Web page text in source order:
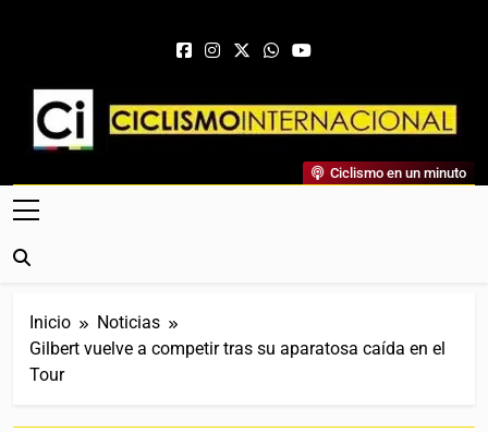
Ciclismo Internacional
Web Dedicada Al Ciclismo Mundial. Entrevistas, Análisis,
Crónicas, Previas Y Más. La Web Ciclista De Referencia.
Ciclismo en un minuto
Inicio
Noticias
Gilbert vuelve a competir tras su aparatosa caída en el
Tour